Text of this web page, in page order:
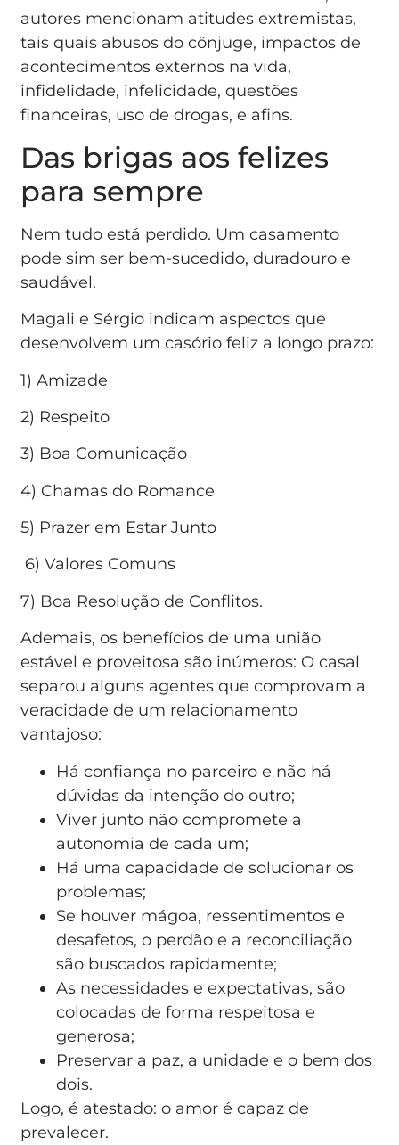
autores mencionam atitudes extremistas,
tais quais abusos do cônjuge, impactos de
acontecimentos externos na vida,
infidelidade, infelicidade, questões
financeiras, uso de drogas, e afins.
Das brigas aos felizes
para sempre
Nem tudo está perdido. Um casamento
pode sim ser bem-sucedido, duradouro e
saudável.
Magali e Sérgio indicam aspectos que
desenvolvem um casório feliz a longo prazo:
1) Amizade
2) Respeito
3) Boa Comunicação
4) Chamas do Romance
5) Prazer em Estar Junto
6) Valores Comuns
7) Boa Resolução de Conflitos.
Ademais, os benefícios de uma união
estável e proveitosa são inúmeros: O casal
separou alguns agentes que comprovam a
veracidade de um relacionamento
vantajoso:
Há confiança no parceiro e não há
dúvidas da intenção do outro;
Viver junto não compromete a
autonomia de cada um;
Há uma capacidade de solucionar os
problemas;
Se houver mágoa, ressentimentos e
desafetos, o perdão e a reconciliação
são buscados rapidamente;
As necessidades e expectativas, são
colocadas de forma respeitosa e
generosa;
Preservar a paz, a unidade e o bem dos
dois.
Logo, é atestado: o amor é capaz de
prevalecer.